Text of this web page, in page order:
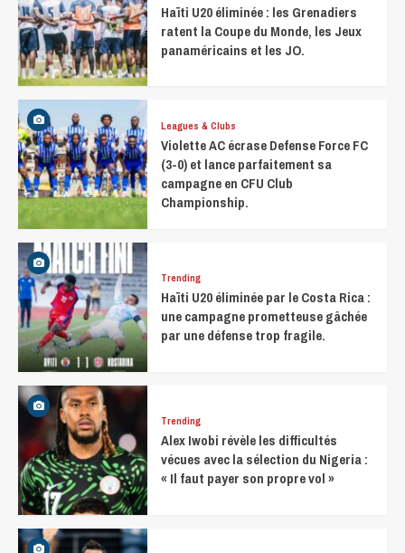
Haïti U20 éliminée : les Grenadiers
ratent la Coupe du Monde, les Jeux
panaméricains et les JO.
Leagues & Clubs
Violette AC écrase Defense Force FC
(3-0) et lance parfaitement sa
campagne en CFU Club
Championship.
Trending
Haïti U20 éliminée par le Costa Rica :
une campagne prometteuse gâchée
par une défense trop fragile.
Trending
Alex Iwobi révèle les difficultés
vécues avec la sélection du Nigeria :
« Il faut payer son propre vol »